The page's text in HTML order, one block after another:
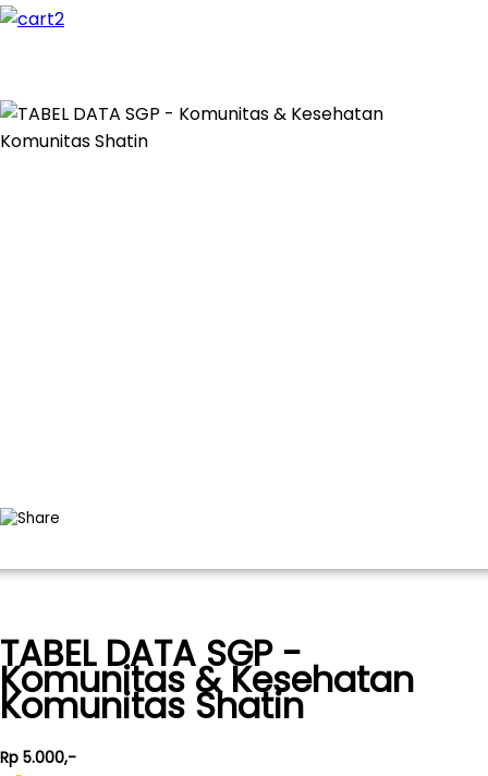
TABEL DATA SGP -
Komunitas & Kesehatan
Komunitas Shatin
Rp 5.000,-